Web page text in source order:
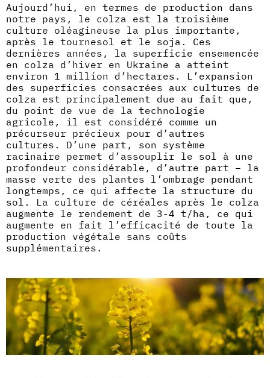
Aujourd’hui, en termes de production dans
notre pays, le colza est la troisième
culture oléagineuse la plus importante,
après le tournesol et le soja. Ces
dernières années, la superficie ensemencée
en colza d’hiver en Ukraine a atteint
environ 1 million d’hectares. L’expansion
des superficies consacrées aux cultures de
colza est principalement due au fait que,
du point de vue de la technologie
agricole, il est considéré comme un
précurseur précieux pour d’autres
cultures. D’une part, son système
racinaire permet d’assouplir le sol à une
profondeur considérable, d’autre part – la
masse verte des plantes l’ombrage pendant
longtemps, ce qui affecte la structure du
sol. La culture de céréales après le colza
augmente le rendement de 3-4 t/ha, ce qui
augmente en fait l’efficacité de toute la
production végétale sans coûts
supplémentaires.